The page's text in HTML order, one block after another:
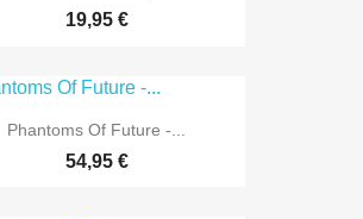
19,95 €
Phantoms Of Future -...
54,95 €